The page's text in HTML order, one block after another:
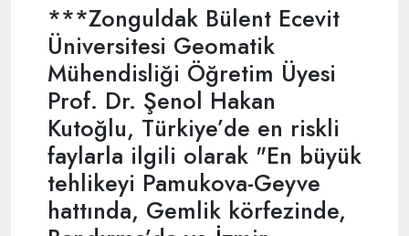
***Zonguldak Bülent Ecevit
Üniversitesi Geomatik
Mühendisliği Öğretim Üyesi
Prof. Dr. Şenol Hakan
Kutoğlu, Türkiye’de en riskli
faylarla ilgili olarak "En büyük
tehlikeyi Pamukova-Geyve
hattında, Gemlik körfezinde,